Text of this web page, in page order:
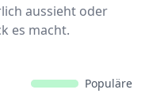
aussieht oder
es macht.
Populäre